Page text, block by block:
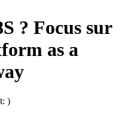
? Focus sur
as a
)